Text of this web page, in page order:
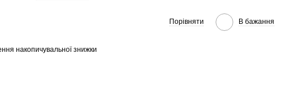
Порівняти В бажання
накопичувальної знижки